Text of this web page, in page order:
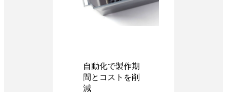
自動化で製作期
間とコストを削
減